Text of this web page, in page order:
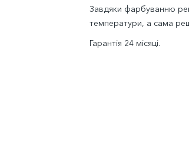
Завдяки фарбуванню
температури, а сама
Гарантія 24 місяці.